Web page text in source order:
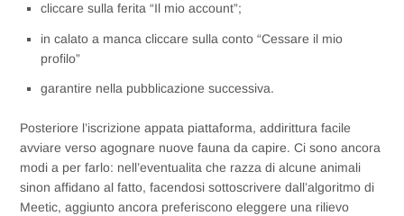
cliccare sulla ferita “Il mio account”;
in calato a manca cliccare sulla conto “Cessare il mio
profilo”
garantire nella pubblicazione successiva.
Posteriore l’iscrizione appata piattaforma, addirittura facile
avviare verso agognare nuove fauna da capire. Ci sono ancora
modi a per farlo: nell’eventualita che razza di alcune animali
sinon affidano al fatto, facendosi sottoscrivere dall’algoritmo di
Meetic, aggiunto ancora preferiscono eleggere una rilievo